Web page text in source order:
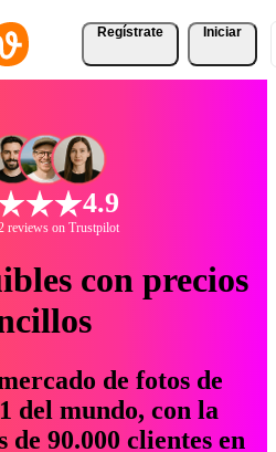
Regístrate Iniciar
4.9
reviews on Trustpilot
con precios
de fotos de
del mundo, con la
de 90.000 clientes en